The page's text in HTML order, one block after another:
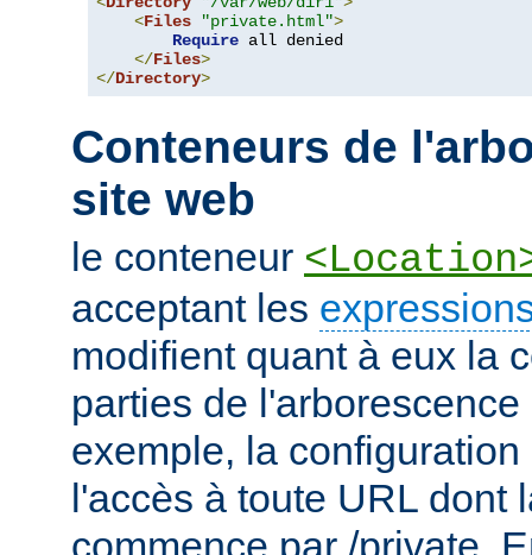
<Files "private.html">
Require all denied
</Files>
</Directory>
Conteneurs de
site web
le conteneur
acceptant les
modifient quant à eux la
parties de
exemple, la
l'accès à toute URL dont